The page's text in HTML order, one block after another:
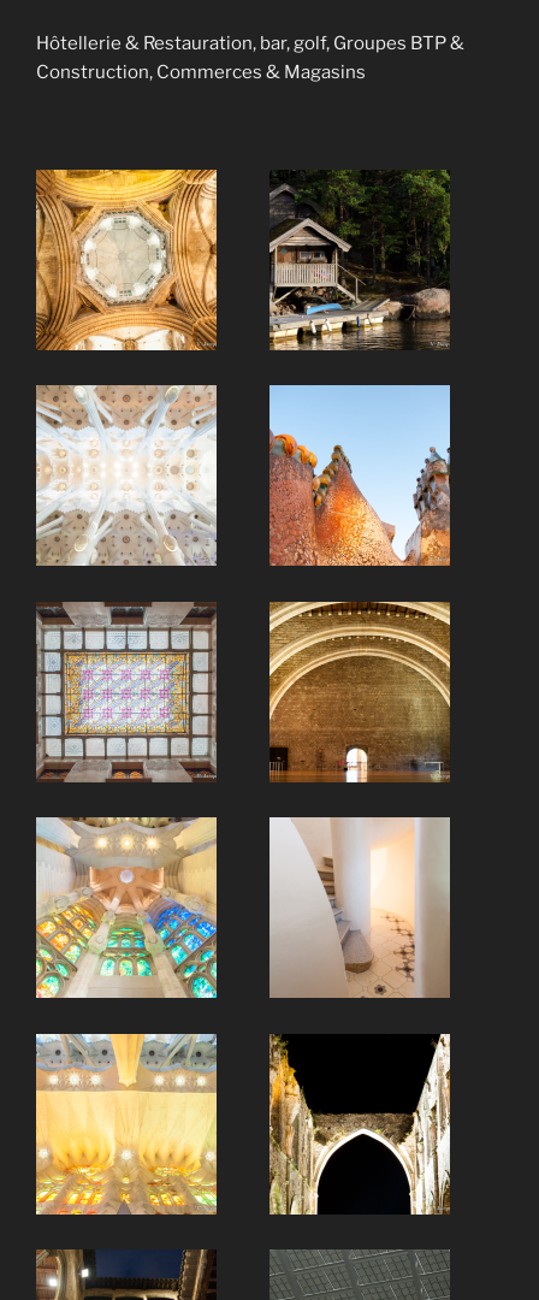
Hôtellerie & Restauration, bar, golf, Groupes BTP &
Construction, Commerces & Magasins